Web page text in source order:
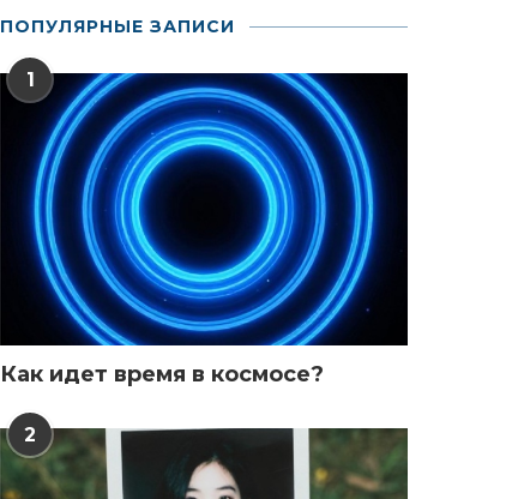
ПОПУЛЯРНЫЕ ЗАПИСИ
1
Как идет время в космосе?
2